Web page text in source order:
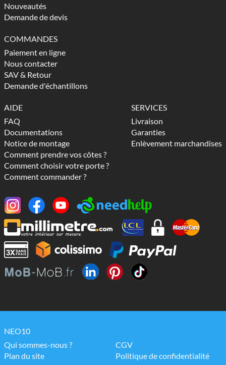
Nouveautés
Demande de devis
COMMANDES
Paiement en ligne
Nous contacter
SAV & Retour
Demande d'échantillons
AIDE
FAQ
Documentations
Notice de montage
Comment prendre vos côtes ?
Comment choisir votre porte ?
Comment commander ?
SERVICES
Livraison
Garanties
Enlèvement marchandises
NEO10
Qui sommes-nous ?
Plan du site
CGV
Politique de confidentialité